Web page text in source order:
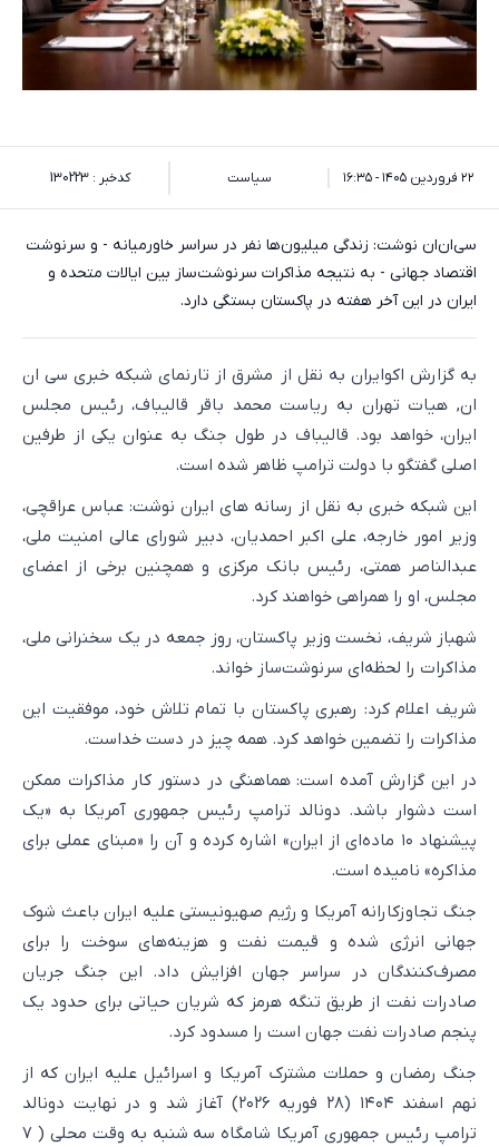
۲۲ فروردین ۱۴۰۵ - ۱۶:۳۵ سیاست کدخبر : 130223
سی‌ان‌ان نوشت: زندگی میلیون‌ها نفر در سراسر خاورمیانه - و سرنوشت
اقتصاد جهانی - به نتیجه مذاکرات سرنوشت‌ساز بین ایالات متحده و
ایران در این آخر هفته در پاکستان بستگی دارد.
به گزارش اکوایران به نقل از مشرق از تارنمای شبکه خبری سی ان
ان, هیات تهران به ریاست محمد باقر قالیباف، رئیس مجلس
ایران، خواهد بود. قالیباف در طول جنگ به عنوان یکی از طرفین
اصلی گفتگو با دولت ترامپ ظاهر شده است.
این شبکه خبری به نقل از رسانه های ایران نوشت: عباس عراقچی،
وزیر امور خارجه، علی اکبر احمدیان، دبیر شورای عالی امنیت ملی،
عبدالناصر همتی، رئیس بانک مرکزی و همچنین برخی از اعضای
مجلس، او را همراهی خواهند کرد.
شهباز شریف، نخست وزیر پاکستان، روز جمعه در یک سخنرانی ملی،
مذاکرات را لحظه‌ای سرنوشت‌ساز خواند.
شریف اعلام کرد: رهبری پاکستان با تمام تلاش خود، موفقیت این
مذاکرات را تضمین خواهد کرد. همه چیز در دست خداست.
در این گزارش آمده است: هماهنگی در دستور کار مذاکرات ممکن
است دشوار باشد. دونالد ترامپ رئیس جمهوری آمریکا به «یک
پیشنهاد ۱۰ ماده‌ای از ایران» اشاره کرده و آن را «مبنای عملی برای
مذاکره» نامیده است.
جنگ تجاوزکارانه آمریکا و رژیم صهیونیستی علیه ایران باعث شوک
جهانی انرژی شده و قیمت نفت و هزینه‌های سوخت را برای
مصرف‌کنندگان در سراسر جهان افزایش داد. این جنگ جریان
صادرات نفت از طریق تنگه هرمز که شریان حیاتی برای حدود یک
پنجم صادرات نفت جهان است را مسدود کرد.
جنگ رمضان و حملات مشترک آمریکا و اسرائیل علیه ایران که از
نهم اسفند ۱۴۰۴ (۲۸ فوریه ۲۰۲۶) آغاز شد و در نهایت دونالد
ترامپ رئیس جمهوری آمریکا شامگاه سه شنبه به وقت محلی ( ۷